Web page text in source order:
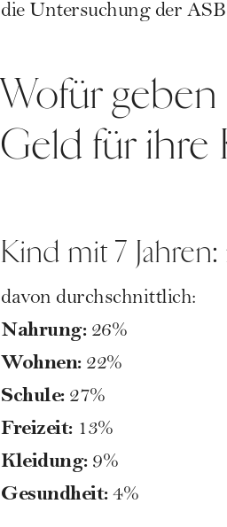
die Untersuchung der
Wofür
Geld für ihre
Kind mit 7
davon durchschnittlich:
Nahrung:26%
Wohnen:22%
Schule:27%
Freizeit:13%
Kleidung:9%
Gesundheit:4%